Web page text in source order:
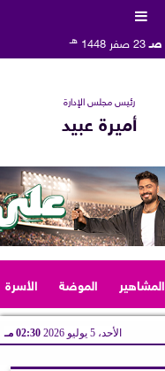
23 صفر 1448 هـ
رئيس مجلس الإدارة
أميرة عبيد
المشاهير الموضة الأسرة
الأحد، 5 يوليو 2026 02:30 مـ